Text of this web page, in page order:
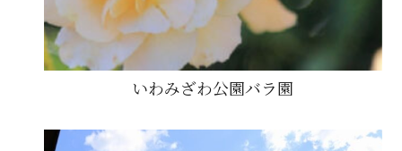
いわみざわ公園バラ園